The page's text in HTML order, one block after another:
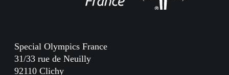
Special Olympics France
31/33 rue de Neuilly
92110 Clichy